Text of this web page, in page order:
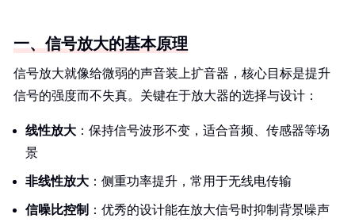
一、信号放大的基本原理
信号放大就像给微弱的声音装上扩音器，核心目标是提升
信号的强度而不失真。关键在于放大器的选择与设计：
线性放大 ：保持信号波形不变，适合音频、传感器等场
景
非线性放大 ：侧重功率提升，常用于无线电传输
信噪比控制 ：优秀的设计能在放大信号时抑制背景噪声